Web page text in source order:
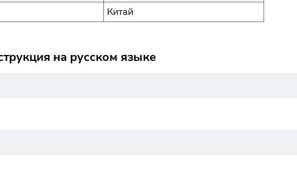
Китай
на русском языке